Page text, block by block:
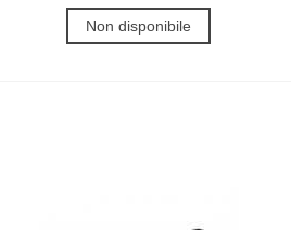
Non disponibile